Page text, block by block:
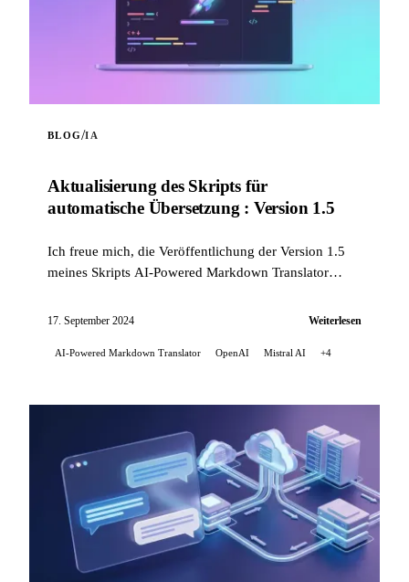
BLOG/IA
Aktualisierung des Skripts für
automatische Übersetzung : Version 1.5
Ich freue mich, die Veröffentlichung der Version 1.5
meines Skripts AI-Powered Markdown Translator
bedeutende Verbesserungen mit sich...
17. September 2024 Weiterlesen
AI-Powered Markdown Translator OpenAI Mistral AI +4